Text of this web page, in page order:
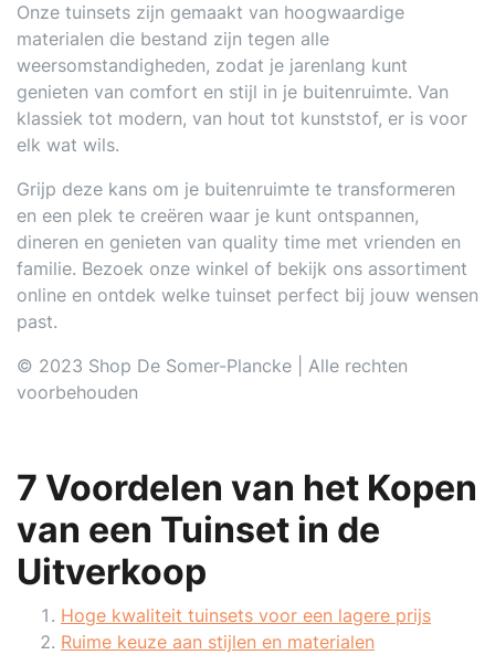
Onze tuinsets zijn gemaakt van hoogwaardige
materialen die bestand zijn tegen alle
weersomstandigheden, zodat je jarenlang kunt
genieten van comfort en stijl in je buitenruimte. Van
klassiek tot modern, van hout tot kunststof, er is voor
elk wat wils.
Grijp deze kans om je buitenruimte te transformeren
en een plek te creëren waar je kunt ontspannen,
dineren en genieten van quality time met vrienden en
familie. Bezoek onze winkel of bekijk ons assortiment
online en ontdek welke tuinset perfect bij jouw wensen
past.
© 2023 Shop De Somer-Plancke | Alle rechten
voorbehouden
7 Voordelen van het Kopen
van een Tuinset in de
Uitverkoop
Hoge kwaliteit tuinsets voor een lagere prijs
Ruime keuze aan stijlen en materialen